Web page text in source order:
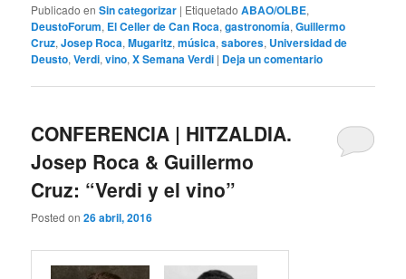
Publicado en Sin categorizar | Etiquetado ABAO/OLBE,
DeustoForum, El Celler de Can Roca,gastronomía,Guillermo
Cruz,Josep Roca,Mugaritz,música,sabores, Universidad de
Deusto,Verdi,vino,X Semana Verdi | Deja un comentario
CONFERENCIA | HITZALDIA.
Josep Roca & Guillermo
Cruz: “Verdi y el vino”
Posted on26 abril, 2016